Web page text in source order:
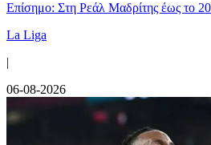
Επίσημο: Στη Ρεάλ Μαδρίτης έως το
La Liga
|
06-08-2026